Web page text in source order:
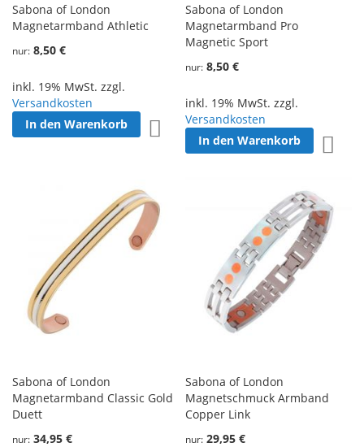
Sabona of London
Magnetarmband Athletic
nur 8,50 €
inkl. 19% MwSt. zzgl.
Versandkosten
In den Warenkorb
Zur Wunschliste hinzufügen
Sabona of London
Magnetarmband Pro
Magnetic Sport
nur 8,50 €
inkl. 19% MwSt. zzgl.
Versandkosten
In den Warenkorb
Sabona of London
Magnetarmband Classic Gold
Duett
nur 34,95 €
Sabona of London
Magnetschmuck Armband
Copper Link
nur 29,95 €